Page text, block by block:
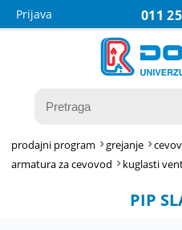
011
Prijava
prodajni program grejanje
armatura za cevovod
kuglasti
PIP